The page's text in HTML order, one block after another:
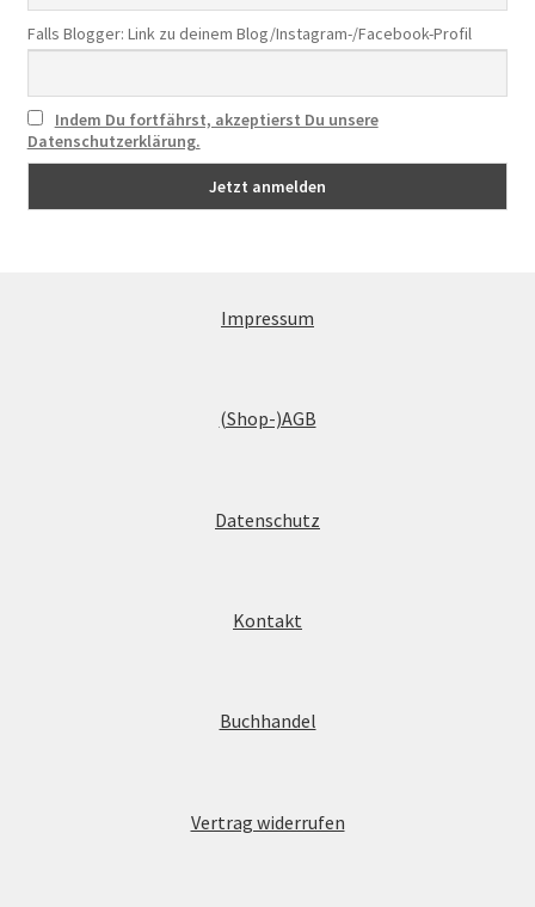
Falls Blogger: Link zu deinem Blog/Instagram-/Facebook-Profil
Indem Du fortfährst, akzeptierst Du unsere
Datenschutzerklärung.
Impressum
(Shop-)AGB
Datenschutz
Kontakt
Buchhandel
Vertrag widerrufen